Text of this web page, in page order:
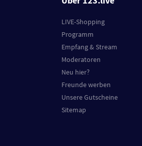
LIVE-Shopping
Programm
Empfang & Stream
Moderatoren
Neu hier?
Freunde werben
Unsere Gutscheine
Sitemap